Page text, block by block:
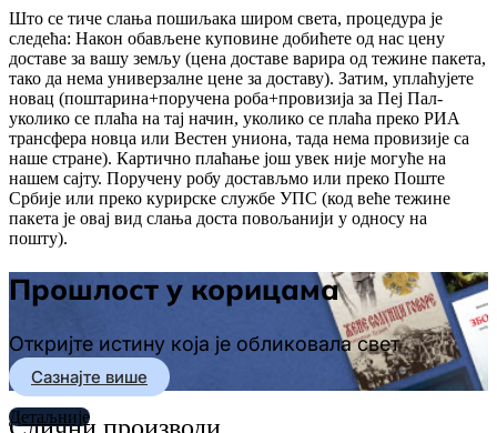
Што се тиче слања пошиљака широм света, процедура је
следећа: Након обављене куповине добићете од нас цену
доставе за вашу земљу (цена доставе варира од тежине пакета,
тако да нема универзалне цене за доставу). Затим, уплаћујете
новац (поштарина+поручена роба+провизија за Пеј Пал-
уколико се плаћа на тај начин, уколико се плаћа преко РИА
трансфера новца или Вестен униона, тада нема провизије са
наше стране). Картично плаћање још увек није могуће на
нашем сајту. Поручену робу достављмо или преко Поште
Србије или преко курирске службе УПС (код веће тежине
пакета је овај вид слања доста повољанији у односу на
пошту).
Прошлост у корицама
Откријте истину која је обликовала свет
Сазнајте више
Слични производи
Детаљније